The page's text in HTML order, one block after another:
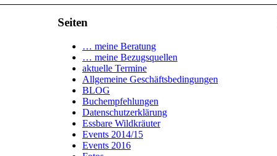
Seiten
… meine Beratung
… meine Bezugsquellen
aktuelle Termine
Allgemeine Geschäftsbedingungen
BLOG
Buchempfehlungen
Datenschutzerklärung
Essbare Wildkräuter
Events 2014/15
Events 2016